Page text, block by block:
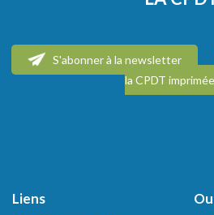
S'abonner à la newsletter
la CPDT imprimée
Liens